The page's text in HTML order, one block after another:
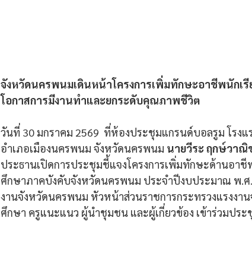
จังหวัดนครพนมเดินหน้าโครงการเพิ่มทักษะอาชีพนักเ
โอกาสการมีงานทำและยกระดับคุณภาพชีวิต
วันที่ 30 มกราคม 2569  ที่ห้องประชุมแกรนด์บอลรูม โรง
อำเภอเมืองนครพนม จังหวัดนครพนม นายวีระ ฤกษ์วาณิ
ประธานเปิดการประชุมชี้แจงโครงการเพิ่มทักษะด้านอา
ศึกษาภาคบังคับจังหวัดนครพนม ประจำปีงบประมาณ พ.ศ
งานจังหวัดนครพนม หัวหน้าส่วนราชการกระทรวงแรงง
ศึกษา ครูแนะแนว ผู้นำชุมชน และผู้เกี่ยวข้อง เข้าร่วมปร